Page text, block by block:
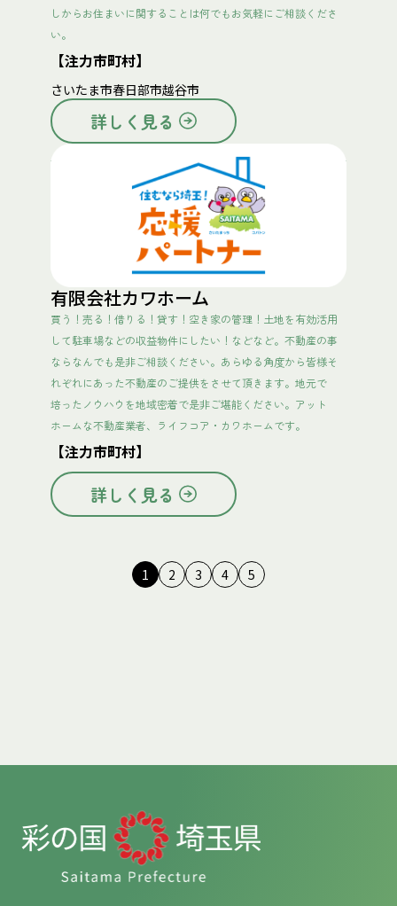
しからお住まいに関することは何でもお気軽にご相談くださ
い。
【注力市町村】
さいたま市春日部市越谷市
詳しく見る
有限会社カワホーム
買う！売る！借りる！貸す！空き家の管理！土地を有効活用
して駐車場などの収益物件にしたい！などなど。不動産の事
ならなんでも是非ご相談ください。あらゆる角度から皆様そ
れぞれにあった不動産のご提供をさせて頂きます。地元で
培ったノウハウを地域密着で是非ご堪能ください。アット
ホームな不動産業者、ライフコア・カワホームです。
【注力市町村】
詳しく見る
1 2 3 4 5